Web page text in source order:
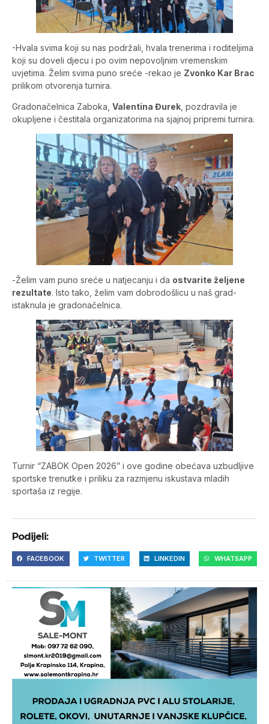
-Hvala svima koji su nas podržali, hvala trenerima i roditeljima
koji su doveli djecu i po ovim nepovoljnim vremenskim
uvjetima. Želim svima puno sreće -rekao je Zvonko Kar Brac
prilikom otvorenja turnira.
Gradonačelnica Zaboka, Valentina Đurek , pozdravila je
okupljene i čestitala organizatorima na sjajnoj pripremi turnira.
-Želim vam puno sreće u natjecanju i da ostvarite željene
rezultate. Isto tako, želim vam dobrodošlicu u naš grad-
istaknula je gradonačelnica.
Turnir “ZABOK Open 2026” i ove godine obećava uzbudljive
sportske trenutke i priliku za razmjenu iskustava mladih
sportaša iz regije.
Podijeli:
FACEBOOK TWITTER LINKEDIN WHATSAPP